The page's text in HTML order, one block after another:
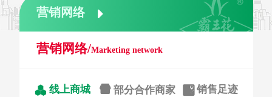
营销网络 
营销网络/Marketing network
 线上商城  部分合作商家  销售足迹